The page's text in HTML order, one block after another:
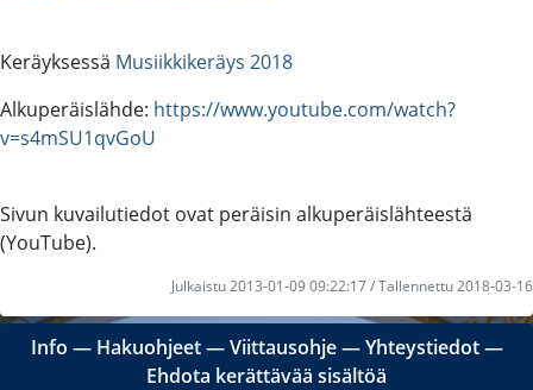
Keräyksessä Musiikkikeräys 2018
Alkuperäislähde: https://www.youtube.com/watch?
v=s4mSU1qvGoU
Sivun kuvailutiedot ovat peräisin alkuperäislähteestä
(YouTube).
Julkaistu 2013-01-09 09:22:17 / Tallennettu 2018-03-16
Info ― Hakuohjeet―Viittausohje―Yhteystiedot―
Ehdota kerättävää sisältöä